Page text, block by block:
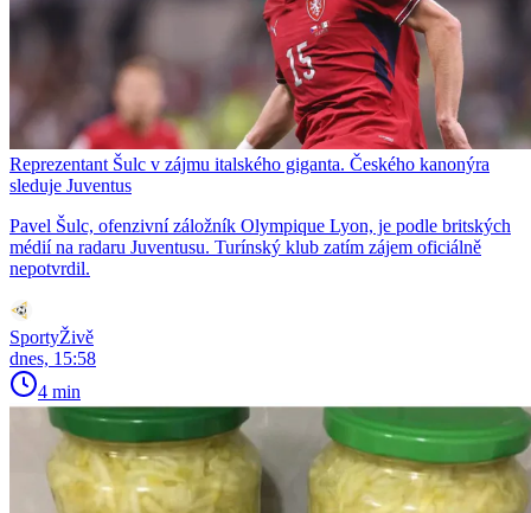
Reprezentant Šulc v zájmu italského giganta. Českého kanonýra
sleduje Juventus
Pavel Šulc, ofenzivní záložník Olympique Lyon, je podle britských
médií na radaru Juventusu. Turínský klub zatím zájem oficiálně
nepotvrdil.
SportyŽivě
dnes, 15:58
4 min